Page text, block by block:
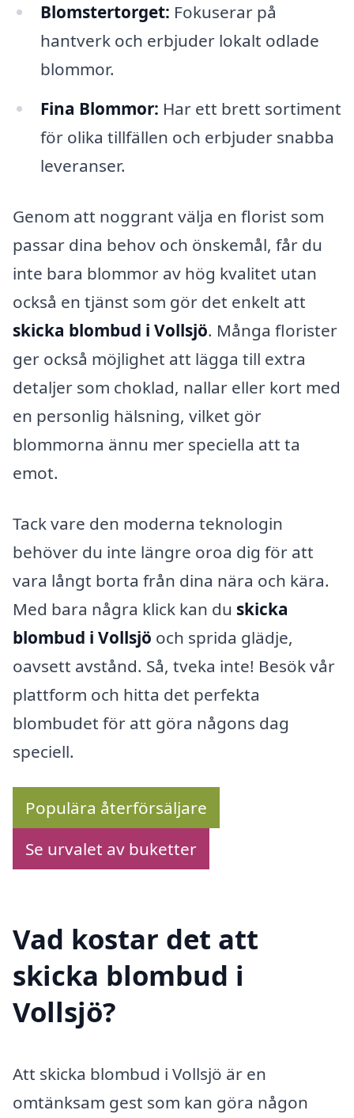
Blomstertorget: Fokuserar på
hantverk och erbjuder lokalt odlade
blommor.
Fina Blommor: Har ett brett sortiment
för olika tillfällen och erbjuder snabba
leveranser.
Genom att noggrant välja en florist som
passar dina behov och önskemål, får du
inte bara blommor av hög kvalitet utan
också en tjänst som gör det enkelt att
skicka blombud i Vollsjö. Många florister
ger också möjlighet att lägga till extra
detaljer som choklad, nallar eller kort med
en personlig hälsning, vilket gör
blommorna ännu mer speciella att ta
emot.
Tack vare den moderna teknologin
behöver du inte längre oroa dig för att
vara långt borta från dina nära och kära.
Med bara några klick kan du skicka
blombud i Vollsjö och sprida glädje,
oavsett avstånd. Så, tveka inte! Besök vår
plattform och hitta det perfekta
blombudet för att göra någons dag
speciell.
Populära återförsäljare
Se urvalet av buketter
Vad kostar det att
skicka blombud i
Vollsjö?
Att skicka blombud i Vollsjö är en
omtänksam gest som kan göra någon